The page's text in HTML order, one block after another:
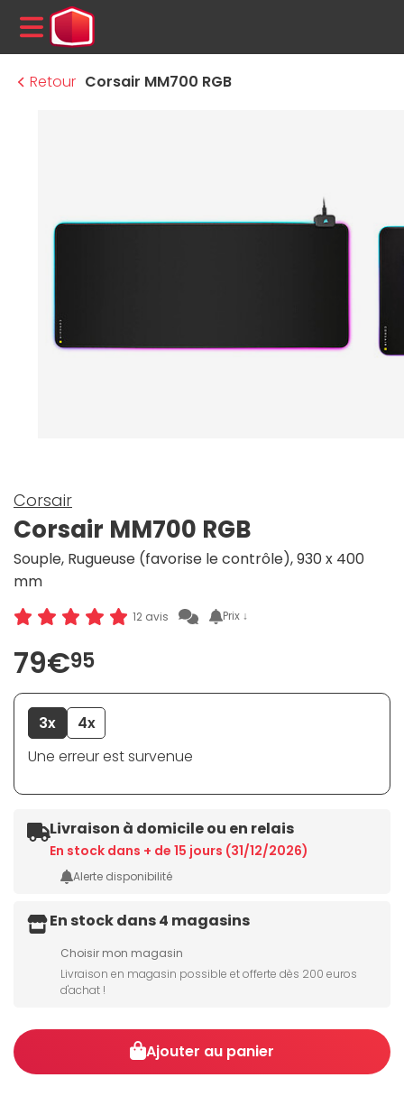
MENU
Retour Corsair MM700 RGB
Corsair
Corsair MM700 RGB
Souple, Rugueuse (favorise le contrôle), 930 x 400
mm
12 avis Prix ↓
79€95
3x
4x
Une erreur est survenue
Livraison à domicile ou en relais
En stock dans + de 15 jours (31/12/2026)
Alerte disponibilité
En stock dans 4 magasins
Choisir mon magasin
Livraison en magasin possible et offerte dès 200 euros
d'achat !
Ajouter au panier